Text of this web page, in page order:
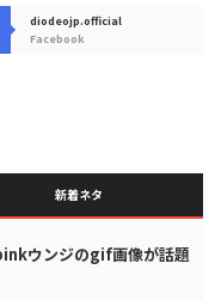
diodeojp.official
Facebook
新着ネタ
ウンジのgif画像が話題